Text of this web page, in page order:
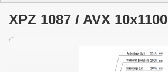
XPZ 1087 / AVX 10x1100